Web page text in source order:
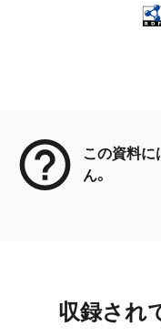
この資料
ん。
収録され